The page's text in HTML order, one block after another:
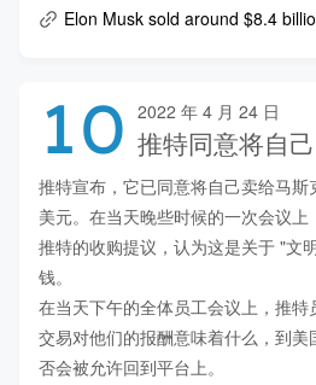
Elon Musk sold around $8.4
10 2022 年 4 月 24 日
推特同意将自
推特宣布，它已同意将自己卖给马
美元。在当天晚些时候的一次会议
推特的收购提议，认为这是关于 "文
钱。
在当天下午的全体员工会议上，推特
交易对他们的报酬意味着什么，到
否会被允许回到平台上。